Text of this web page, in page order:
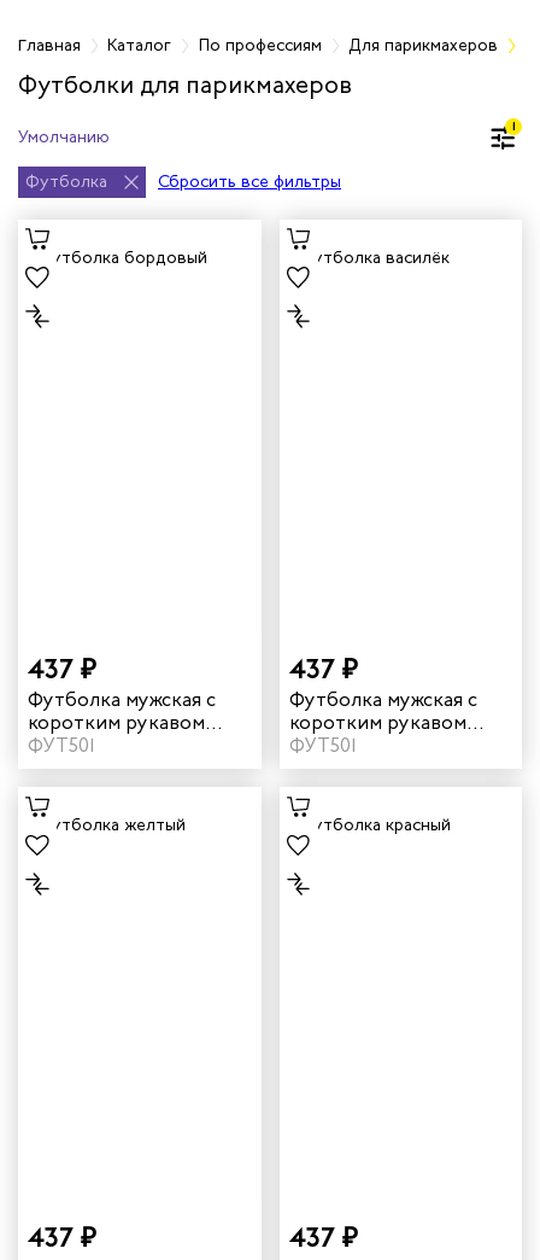
работников
Главная Каталог По профессиям Для парикмахеров
Футболки для парикмахеров
1
Футболка Сбросить все фильтры
437 ₽
Футболка мужская с
коротким рукавом
цвет бордовый
ФУТ501
437 ₽
Футболка мужская с
коротким рукавом
цвет василек
ФУТ501
437 ₽ 437 ₽